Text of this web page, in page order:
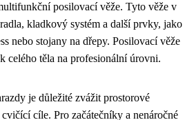
posilovací věže. Tyto věže v
kladkový systém a další prvky, jako
nebo stojany na dřepy. Posilovací věže
celého těla na profesionální úrovni.
je důležité zvážit prostorové
cíle. Pro začátečníky a nenáročné